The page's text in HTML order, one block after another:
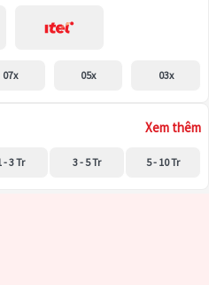
07x 05x 03x
Xem thêm
- 3 Tr 3 - 5 Tr 5 - 10 Tr